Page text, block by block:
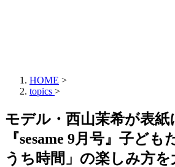
HOME >
topics >
モデル・西山茉希が表紙
『sesame 9月号』子ど
うち時間」の楽しみ方を